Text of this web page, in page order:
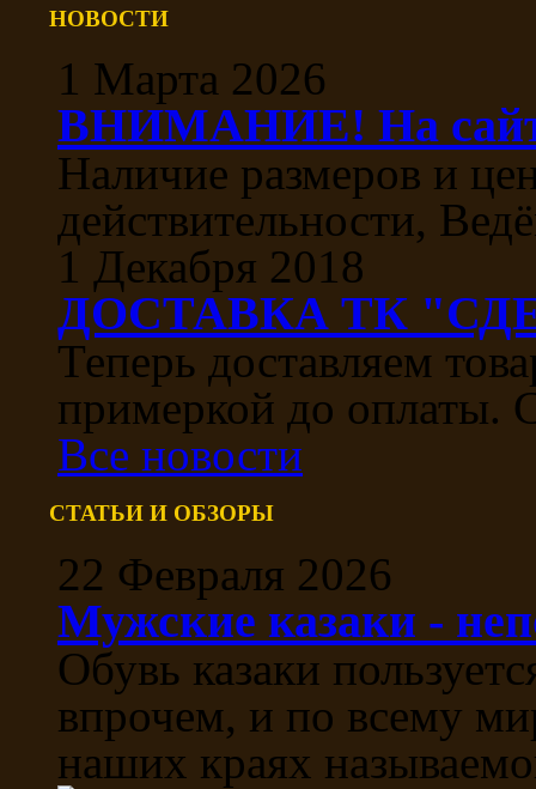
НОВОСТИ
1 Марта 2026
ВНИМАНИЕ! На сайте
Наличие размеров и
действительности,
1 Декабря 2018
ДОСТАВКА ТК
Теперь доставляем
примеркой до оплаты.
Все новости
СТАТЬИ И ОБЗОРЫ
22 Февраля 2026
Мужские казаки -
Обувь казаки
впрочем, и по всему
наших краях